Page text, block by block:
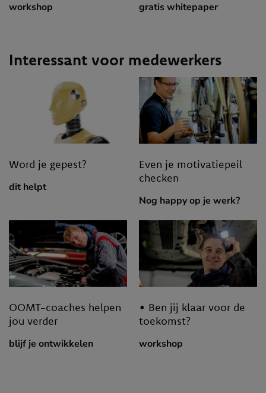
workshop gratis whitepaper
Interessant voor medewerkers
Word je gepest?
dit helpt
Even je motivatiepeil
checken
Nog happy op je werk?
OOMT-coaches helpen
jou verder
blijf je ontwikkelen
• Ben jij klaar voor de
toekomst?
workshop